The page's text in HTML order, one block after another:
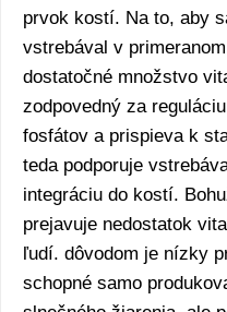
prvok kostí. Na to, aby
vstrebával v
dostatočné množstvo
zodpovedný za
fosfátov a prispieva k
teda podporuje
integráciu do kostí.
prejavuje nedostatok
ľudí. dôvodom je nízky
schopné samo